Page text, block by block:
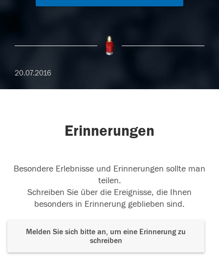
20.07.2016
Erinnerungen
Besondere Erlebnisse und Erinnerungen sollte man
teilen.
Schreiben Sie über die Ereignisse, die Ihnen
besonders in Erinnerung geblieben sind.
Melden Sie sich bitte an, um eine Erinnerung zu
schreiben